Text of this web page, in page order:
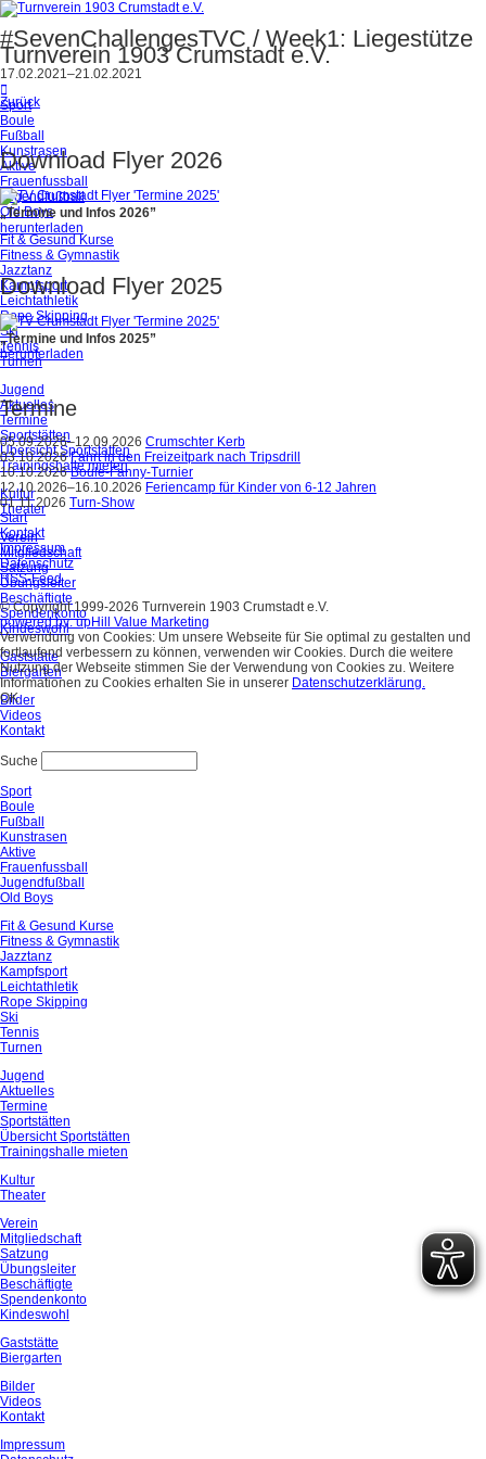
Turnverein 1903 Crumstadt e.V.
Sport
Boule
Fußball
Kunstrasen
Aktive
Frauenfussball
Jugendfußball
Old Boys
Fit & Gesund Kurse
Fitness & Gymnastik
Jazztanz
Kampfsport
Leichtathletik
Rope Skipping
Ski
Tennis
Turnen
Jugend
Aktuelles
Termine
Sportstätten
Übersicht Sportstätten
Trainingshalle mieten
Kultur
Theater
Verein
Mitgliedschaft
Satzung
Übungsleiter
Beschäftigte
Spendenkonto
Kindeswohl
Gaststätte
Biergarten
Bilder
Videos
Kontakt
Suche
Sport
Boule
Fußball
Kunstrasen
Aktive
Frauenfussball
Jugendfußball
Old Boys
Fit & Gesund Kurse
Fitness & Gymnastik
Jazztanz
Kampfsport
Leichtathletik
Rope Skipping
Ski
Tennis
Turnen
Jugend
Aktuelles
Termine
Sportstätten
Übersicht Sportstätten
Trainingshalle mieten
Kultur
Theater
Verein
Mitgliedschaft
Satzung
Übungsleiter
Beschäftigte
Spendenkonto
Kindeswohl
Gaststätte
Biergarten
Bilder
Videos
Kontakt
Impressum
#SevenChallengesTVC / Week1: Liegestütze
17.02.2021–21.02.2021
Zurück
Download Flyer 2026
„Termine und Infos 2026”
herunterladen
Download Flyer 2025
„Termine und Infos 2025”
herunterladen
Termine
05.09.2026–12.09.2026 Crumschter Kerb
03.10.2026 Fahrt in den Freizeitpark nach Tripsdrill
10.10.2026 Boule-Fanny-Turnier
12.10.2026–16.10.2026 Feriencamp für Kinder von 6-12 Jahren
01.11.2026 Turn-Show
Start
Kontakt
Impressum
Datenschutz
RSS-Feed
© Copyright 1999-2026 Turnverein 1903 Crumstadt e.V.
powered by: upHill Value Marketing
Verwendung von Cookies: Um unsere Webseite für Sie optimal zu gestalten und
fortlaufend verbessern zu können, verwenden wir Cookies. Durch die weitere
Nutzung der Webseite stimmen Sie der Verwendung von Cookies zu. Weitere
Informationen zu Cookies erhalten Sie in unserer Datenschutzerklärung.
OK